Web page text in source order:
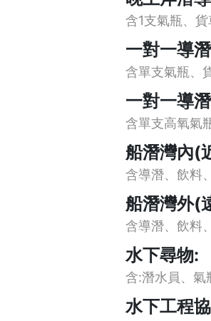
含1支氣瓶、
一對一導
含單支氣瓶、
一對一導
含單支高氧氣
船潛灣內(
含導潛、飲料
船潛灣外(
含導潛、飲料
水下尋物:
含:潛水員、氣
水下工程